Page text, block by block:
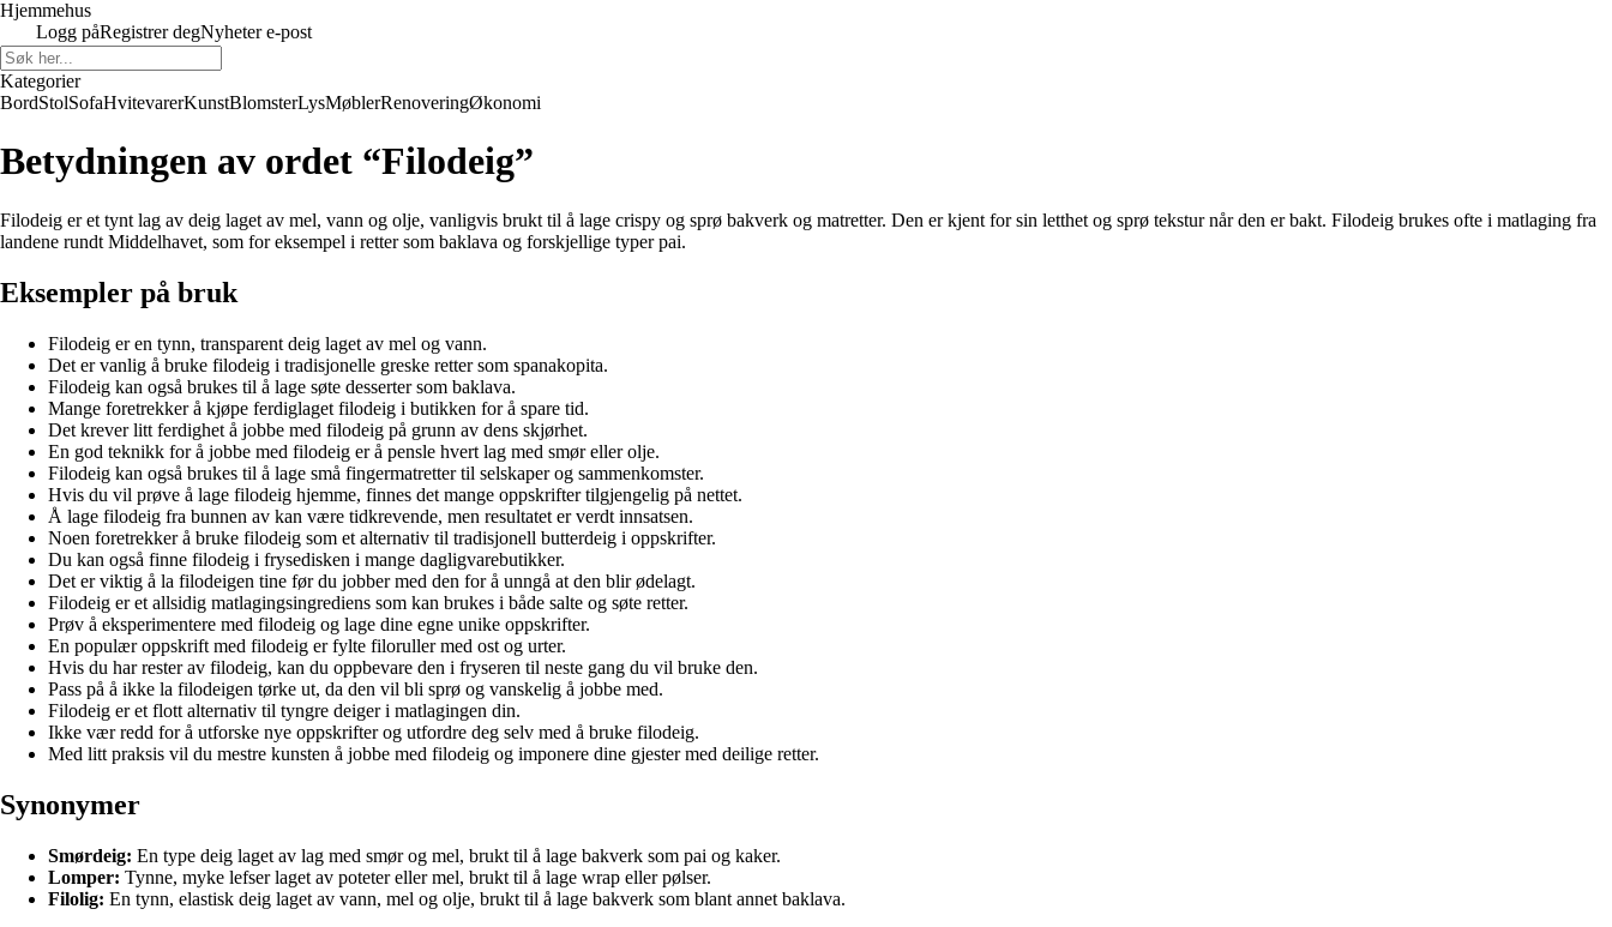
Hjemmehus
Logg påRegistrer degNyheter e-post
Kategorier
BordStolSofaHvitevarerKunstBlomsterLysMøblerRenoveringØkonomi
Betydningen av ordet “Filodeig”
Filodeig er et tynt lag av deig laget av mel, vann og olje, vanligvis brukt til å lage crispy og sprø bakverk og matretter. Den er kjent for sin letthet og sprø tekstur når den er bakt. Filodeig brukes ofte i matlaging fra
landene rundt Middelhavet, som for eksempel i retter som baklava og forskjellige typer pai.
Eksempler på bruk
Filodeig er en tynn, transparent deig laget av mel og vann.
Det er vanlig å bruke filodeig i tradisjonelle greske retter som spanakopita.
Filodeig kan også brukes til å lage søte desserter som baklava.
Mange foretrekker å kjøpe ferdiglaget filodeig i butikken for å spare tid.
Det krever litt ferdighet å jobbe med filodeig på grunn av dens skjørhet.
En god teknikk for å jobbe med filodeig er å pensle hvert lag med smør eller olje.
Filodeig kan også brukes til å lage små fingermatretter til selskaper og sammenkomster.
Hvis du vil prøve å lage filodeig hjemme, finnes det mange oppskrifter tilgjengelig på nettet.
Å lage filodeig fra bunnen av kan være tidkrevende, men resultatet er verdt innsatsen.
Noen foretrekker å bruke filodeig som et alternativ til tradisjonell butterdeig i oppskrifter.
Du kan også finne filodeig i frysedisken i mange dagligvarebutikker.
Det er viktig å la filodeigen tine før du jobber med den for å unngå at den blir ødelagt.
Filodeig er et allsidig matlagingsingrediens som kan brukes i både salte og søte retter.
Prøv å eksperimentere med filodeig og lage dine egne unike oppskrifter.
En populær oppskrift med filodeig er fylte filoruller med ost og urter.
Hvis du har rester av filodeig, kan du oppbevare den i fryseren til neste gang du vil bruke den.
Pass på å ikke la filodeigen tørke ut, da den vil bli sprø og vanskelig å jobbe med.
Filodeig er et flott alternativ til tyngre deiger i matlagingen din.
Ikke vær redd for å utforske nye oppskrifter og utfordre deg selv med å bruke filodeig.
Med litt praksis vil du mestre kunsten å jobbe med filodeig og imponere dine gjester med deilige retter.
Synonymer
Smørdeig: En type deig laget av lag med smør og mel, brukt til å lage bakverk som pai og kaker.
Lomper: Tynne, myke lefser laget av poteter eller mel, brukt til å lage wrap eller pølser.
Filolig: En tynn, elastisk deig laget av vann, mel og olje, brukt til å lage bakverk som blant annet baklava.